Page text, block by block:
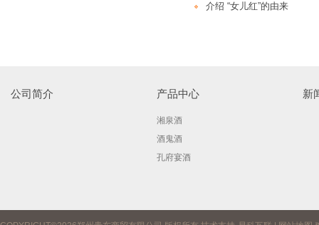
介绍 “女儿红”的由来
公司简介 产品中心
湘泉酒
酒鬼酒
孔府宴酒
新